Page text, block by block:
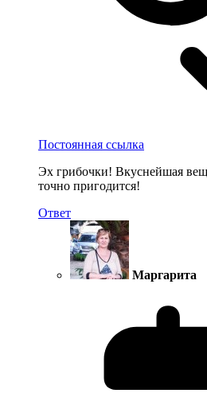
Постоянная ссылка
Эх грибочки! Вкуснейшая
точно пригодится!
Ответ
Маргарита